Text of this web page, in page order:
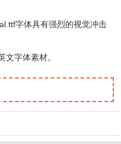
字体具有强烈的视觉冲击
字体素材。